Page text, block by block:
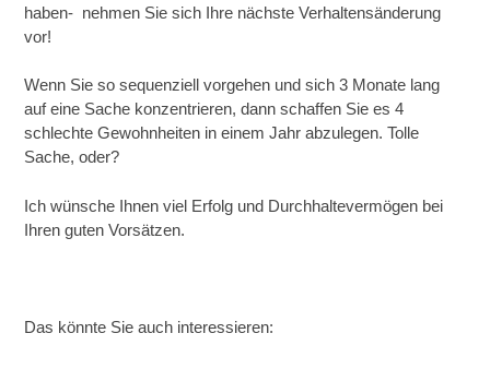
haben- nehmen Sie sich Ihre nächste Verhaltensänderung
vor!
Wenn Sie so sequenziell vorgehen und sich 3 Monate lang
auf eine Sache konzentrieren, dann schaffen Sie es 4
schlechte Gewohnheiten in einem Jahr abzulegen. Tolle
Sache, oder?
Ich wünsche Ihnen viel Erfolg und Durchhaltevermögen bei
Ihren guten Vorsätzen.
Das könnte Sie auch interessieren: